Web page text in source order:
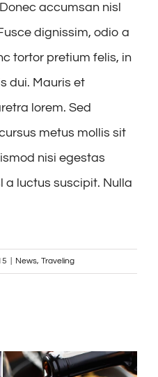
accumsan nisl
dignissim, odio a
tortor pretium felis, in
dui. Mauris et
lorem. Sed
metus mollis sit
nisi egestas
a luctus suscipit. Nulla
News, Traveling